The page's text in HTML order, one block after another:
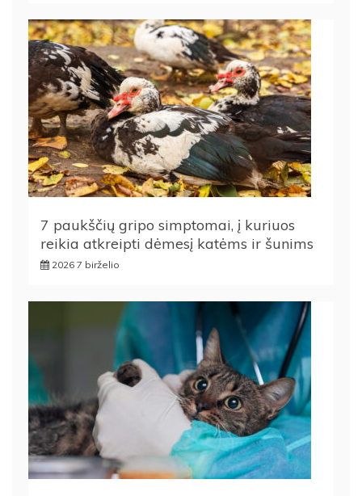
7 paukščių gripo simptomai, į kuriuos
reikia atkreipti dėmesį katėms ir šunims
2026 7 birželio